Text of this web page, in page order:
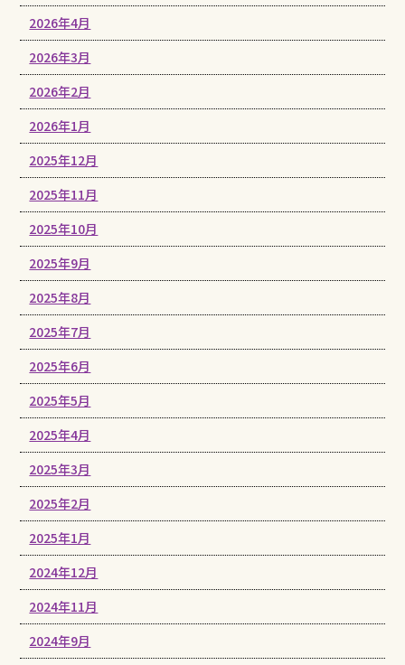
2026年4月
2026年3月
2026年2月
2026年1月
2025年12月
2025年11月
2025年10月
2025年9月
2025年8月
2025年7月
2025年6月
2025年5月
2025年4月
2025年3月
2025年2月
2025年1月
2024年12月
2024年11月
2024年9月